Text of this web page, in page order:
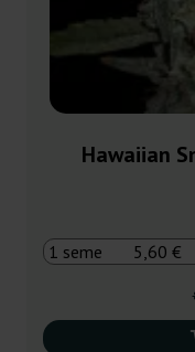
Hawaiian